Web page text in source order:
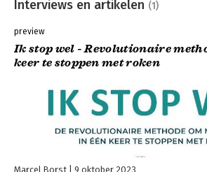
Interviews en artikelen (1)
preview
Ik stop wel - Revolutionaire
keer te stoppen met roken
Marcel Borst 9 oktober 2023